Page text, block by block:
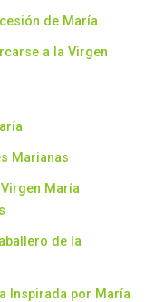
de María
a la Virgen
Marianas
María
de la
Inspirada por María